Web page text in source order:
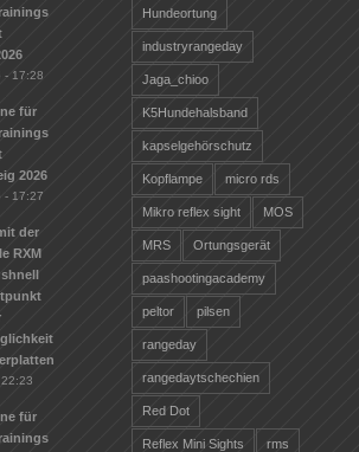
- 17:28
für
2026
- 17:27
der
RXM
für
Hundeortung
industryrangeday
Jaga_chioo
K5Hundehalsband
kapselgehörschutz
Kopflampe micro rds
Mikro reflex sight MOS
MRS Ortungsgerät
paashootingacademy
peltor pilsen
rangeday
rangedaytschechien
Red Dot
Reflex Mini Sights rms